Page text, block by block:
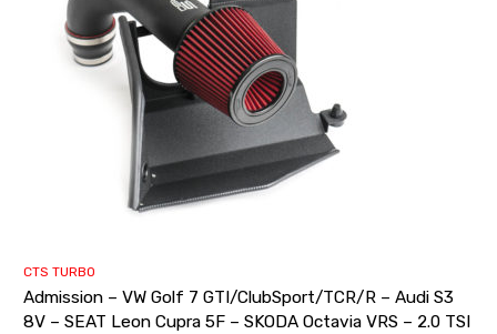
CTS TURBO
Admission – VW Golf 7 GTI/ClubSport/TCR/R – Audi S3
8V – SEAT Leon Cupra 5F – SKODA Octavia VRS – 2.0 TSI